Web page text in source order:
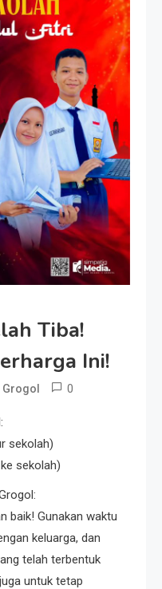
Tiba!
Ini!
Grogol 0
sekolah)
sekolah)
baik! Gunakan waktu
keluarga, dan
telah terbentuk
untuk tetap